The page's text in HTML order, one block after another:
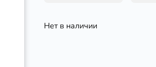
Нет в наличии